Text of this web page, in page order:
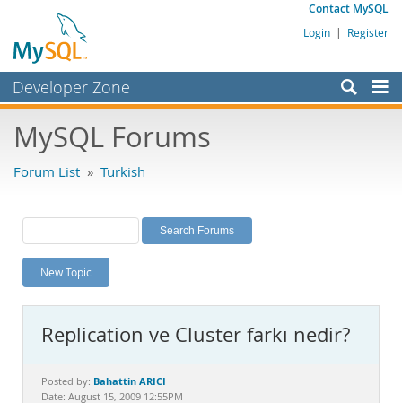
Contact MySQL
Login | Register
Developer Zone
Bugs
Labs
Planet MySQL
News and Events
MySQL.com
Downloads
MySQL Forums
Forum List » Turkish
New Topic
Replication ve Cluster farkı nedir?
Posted by: Bahattin ARICI
Date: August 15, 2009 12:55PM